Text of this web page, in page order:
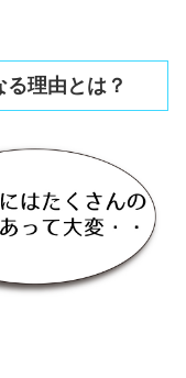
理由とは？